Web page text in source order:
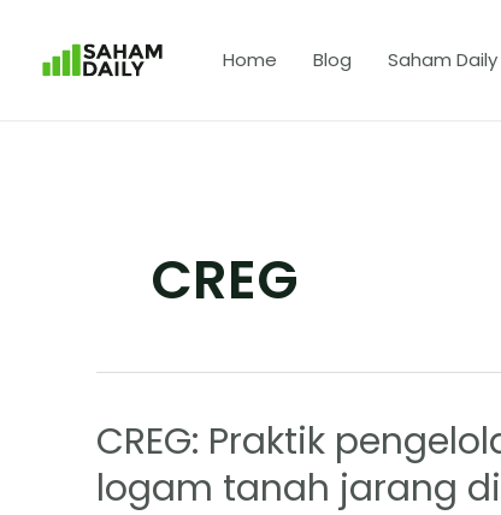
Home Blog Saham
CREG
CREG: Praktik
logam tanah jarang